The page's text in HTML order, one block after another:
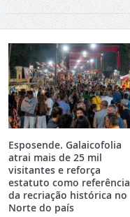
Esposende. Galaicofolia
atrai mais de 25 mil
visitantes e reforça
estatuto como referência
da recriação histórica no
Norte do país